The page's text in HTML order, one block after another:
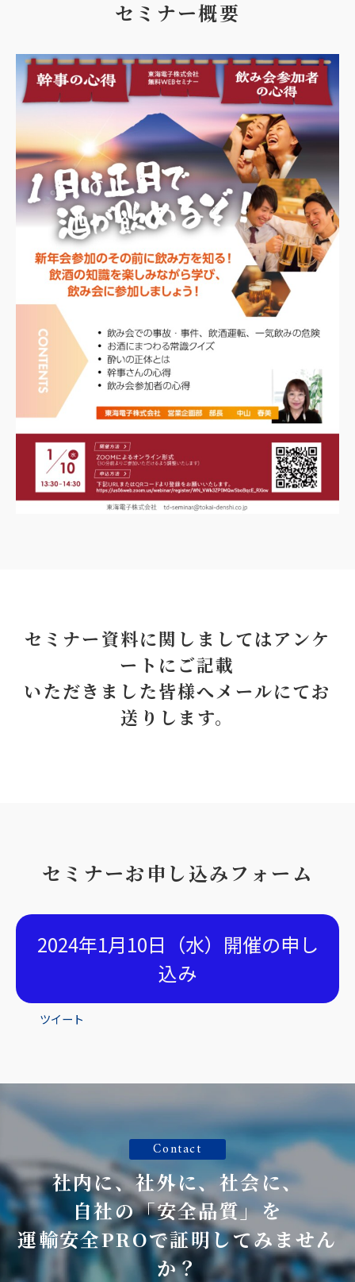
セミナー概要
セミナー資料に関しましてはアンケ
ートにご記載
いただきました皆様へメールにてお
送りします。
セミナーお申し込みフォーム
2024年1月10日（水）開催の申し
込み
ツイート
Contact
社内に、社外に、社会に、
自社の「安全品質」を
運輸安全PROで証明してみません
か？